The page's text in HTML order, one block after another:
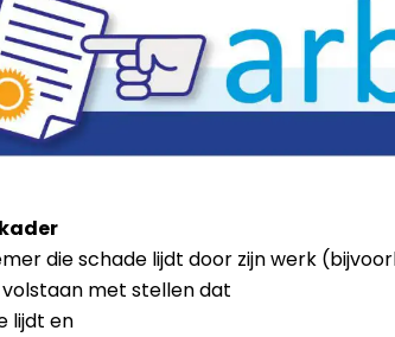
die schade lijdt door zijn werk
met stellen dat
lijdt en